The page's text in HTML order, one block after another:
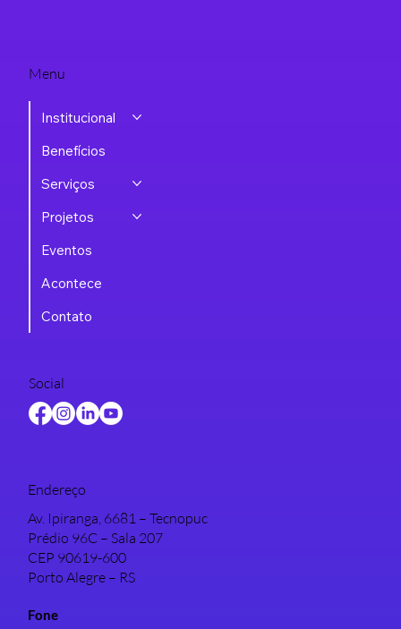
Menu
Institucional
Benefícios
Serviços
Projetos
Eventos
Acontece
Contato
Social
Endereço
Av. Ipiranga, 6681 – Tecnopuc
Prédio 96C – Sala 207
CEP 90619-600
Porto Alegre – RS
Fone